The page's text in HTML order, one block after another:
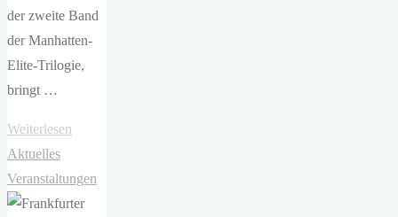
der zweite Band
der Manhatten-
Elite-Trilogie,
bringt …
Weiterlesen
–
Pretty
Aktuelles
Veranstaltungen